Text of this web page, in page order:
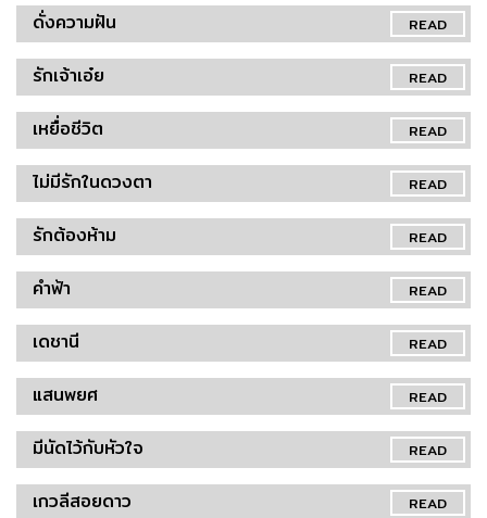
READ
ดั่งความฝัน
READ
รักเจ้าเอ๋ย
READ
เหยื่อชีวิต
READ
ไม่มีรักในดวงตา
READ
รักต้องห้าม
READ
คำฟ้า
READ
เดชานี
READ
แสนพยศ
READ
มีนัดไว้กับหัวใจ
READ
เกวลีสอยดาว